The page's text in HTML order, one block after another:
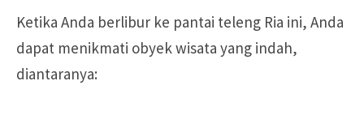
Ketika Anda berlibur ke pantai teleng Ria ini, Anda
dapat menikmati obyek wisata yang indah,
diantaranya: